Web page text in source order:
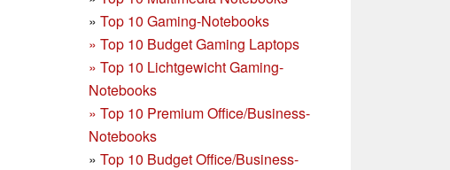
» Top 10 Gaming-Notebooks
» Top 10 Budget Gaming Laptops
» Top 10 Lichtgewicht Gaming-
Notebooks
» Top 10 Premium Office/Business-
Notebooks
» Top 10 Budget Office/Business-